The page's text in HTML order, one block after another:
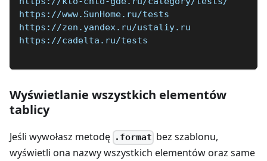
https://www.SunHome.ru/tests
https://zen.yandex.ru/ustaliy.ru
https://cadelta.ru/tests
Wyświetlanie wszystkich elementów
tablicy
Jeśli wywołasz metodę .format bez szablonu,
wyświetli ona nazwy wszystkich elementów oraz same